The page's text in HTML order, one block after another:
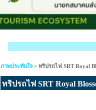
ภาพประทับใจ > ทริปรถไฟ SRT Royal
ทริปรถไฟ SRT Royal